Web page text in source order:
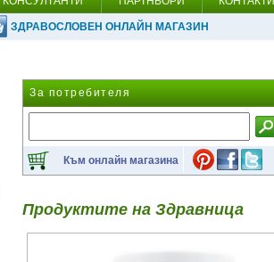
ЗДРАВОСЛОВЕН ОНЛАЙН МАГАЗИН
За потребителя
Към онлайн магазина
Продуктите на Здравница